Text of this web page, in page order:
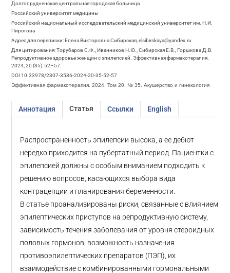
Долгопрудненская центральная городская больница
Российский университет медицины
Российский национальный исследовательский медицинский университет им. Н.И.
Пирогова
Адрес для переписки: Елена Викторовна Сибирская, elsibirskaya@yandex.ru
Для цитирования: Торубаров С.Ф., Иванников Н.Ю., Сибирская Е.В., Горшкова Д.В.
Репродуктивное здоровье женщин с эпилепсией. Эффективная фармакотерапия.
2024; 20 (35): 52–57.
DOI 10.33978/2307-3586-2024-20-35-52-57
Эффективная фармакотерапия. 2024. Том 20. № 35. Акушерство и гинекология
Аннотация Статья Ссылки English
Распространенность эпилепсии высока, а ее дебют
нередко приходится на пубертатный период. Пациентки с
эпилепсией должны с особым вниманием подходить к
решению вопросов, касающихся выбора вида
контрацепции и планирования беременности.
В статье проанализированы риски, связанные с влиянием
эпилептических приступов на репродуктивную систему,
зависимость течения заболевания от уровня стероидных
половых гормонов, возможность назначения
противоэпилептических препаратов (ПЭП), их
взаимодействие с комбинированными гормональными